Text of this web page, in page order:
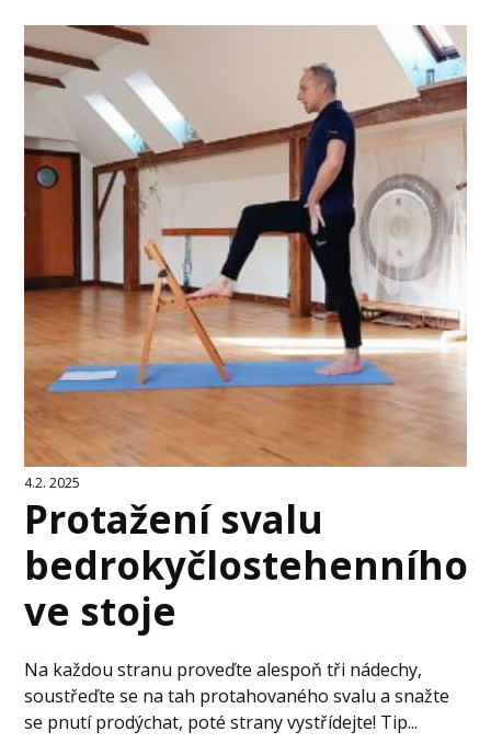
4.2. 2025
Protažení svalu
bedrokyčlostehenního
ve stoje
Na každou stranu proveďte alespoň tři nádechy,
soustřeďte se na tah protahovaného svalu a snažte
se pnutí prodýchat, poté strany vystřídejte! Tip...